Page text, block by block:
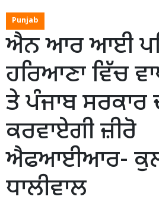
Punjab
ਐਨ ਆਰ ਆਈ
ਹਰਿਆਣਾ ਵਿੱਚ
ਤੇ ਪੰਜਾਬ ਸਰਕਾਰ
ਕਰਵਾਏਗੀ ਜ਼ੀਰੋ
ਐਫਆਈਆਰ-
ਧਾਲੀਵਾਲ